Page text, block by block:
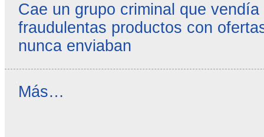
Cae un grupo criminal que
fraudulentas productos con
nunca enviaban
Reseñas
Más…